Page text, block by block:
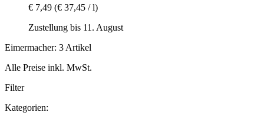
€ 7,49 (€ 37,45 / l)
Zustellung bis 11. August
Eimermacher: 3 Artikel
Alle Preise inkl. MwSt.
Filter
Kategorien: